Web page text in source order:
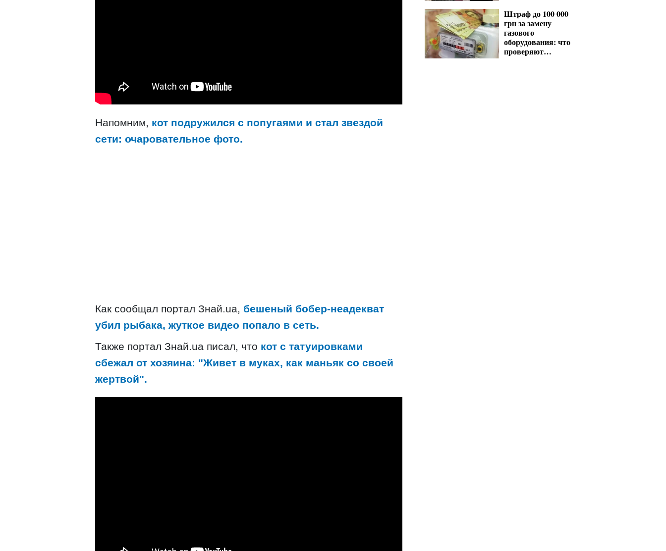
Напомним, кот подружился с попугаями и стал звездой
сети: очаровательное фото.
Как сообщал портал Знай.ua, бешеный бобер-неадекват
убил рыбака, жуткое видео попало в сеть.
Также портал Знай.ua писал, что кот с татуировками
сбежал от хозяина: "Живет в муках, как маньяк со своей
жертвой".
фото
Штраф до 100 000
грн за замену
газового
оборудования: что
проверяют